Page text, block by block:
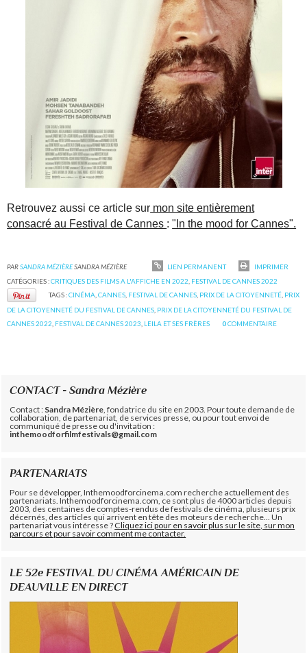
Retrouvez aussi ce article sur mon site entièrement
consacré au Festival de Cannes :"In the mood for Cannes".
PARSANDRA MÉZIÈRESANDRA MÉZIÈRE LIEN PERMANENT
IMPRIMER
CATÉGORIES :CRITIQUES DES FILMS A L'AFFICHE EN 2022 FESTIVAL DE CANNES 2022
TAGS :CINÉMA ,CANNES FESTIVAL DE CANNES PRIX DE LA CITOYENNETÉ PRIX
DE LA CITOYENNETÉ DU FESTIVAL DE CANNES PRIX DE LA CITOYENNETÉ DU FESTIVAL DE
CANNES 2022 FESTIVAL DE CANNES 2023 LEILA ET SES FRÈRES 0COMMENTAIRE
CONTACT - Sandra Mézière
Contact : Sandra Mézière , fondatrice du site en 2003. Pour toute demande de
collaboration, de partenariat, de services presse, ou pour tout envoi de
communiqué de presse ou d'invitation :
inthemoodforfilmfestivals@gmail.com
PARTENARIATS
Pour se développer, Inthemoodforcinema.com recherche actuellement des
partenariats. Inthemoodforcinema.com, ce sont plus de 4000 articles depuis
2003, des centaines de comptes-rendus de festivals de cinéma, plusieurs prix
décernés, des articles qui arrivent en tête des moteurs de recherche... Un
partenariat vous intéresse ?Cliquez ici pour en savoir plus sur le site, sur mon
parcours et pour savoir comment me contacter.
LE 52e FESTIVAL DU CINÉMA AMÉRICAIN DE
DEAUVILLE EN DIRECT